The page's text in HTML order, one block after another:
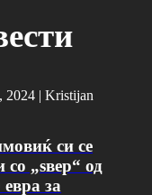
2024 |Kristijan
си се
со „ѕвер“ од
за